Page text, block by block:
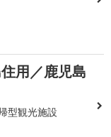
用／鹿児島
型観光施設